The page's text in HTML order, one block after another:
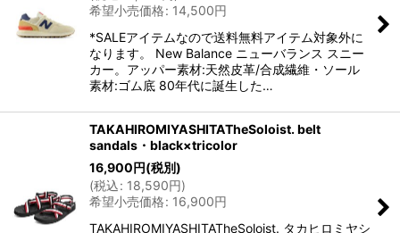
希望小売価格: 14,500円
*SALEアイテムなので送料無料アイテム対象外に
なります。 New Balance ニューバランス スニー
カー。アッパー素材:天然皮革/合成繊維・ソール
素材:ゴム底 80年代に誕生した…
TAKAHIROMIYASHITATheSoloist. belt
sandals・black×tricolor
16,900円(税別)
(税込: 18,590円)
希望小売価格: 16,900円
TAKAHIROMIYASHITATheSoloist. タカヒロミヤシ